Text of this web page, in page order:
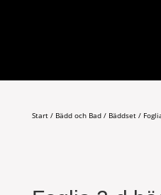
Start/ Bädd och Bad/ Bäddset/